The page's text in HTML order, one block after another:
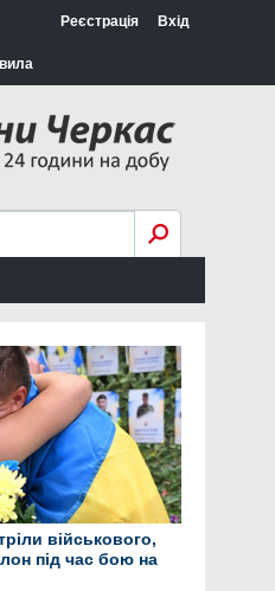
Реєстрація Вхід
військового,
під час бою на